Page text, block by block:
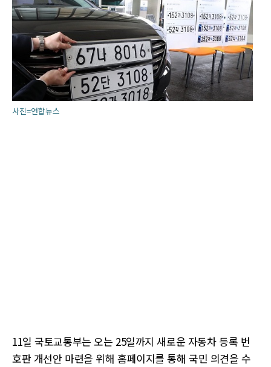
사진=연합뉴스
11일 국토교통부는 오는 25일까지 새로운 자동차 등록 번
호판 개선안 마련을 위해 홈페이지를 통해 국민 의견을 수